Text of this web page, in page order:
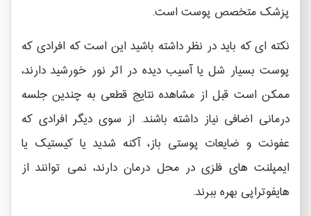
پزشک متخصص پوست است.
نکته ای که باید در نظر داشته باشید این است که افرادی که
پوست بسیار شل یا آسیب دیده در اثر نور خورشید دارند،
ممکن است قبل از مشاهده نتایج قطعی به چندین جلسه
درمانی اضافی نیاز داشته باشند. از سوی دیگر افرادی که
عفونت و ضایعات پوستی باز، آکنه شدید یا کیستیک یا
ایمپلنت های فلزی در محل درمان دارند، نمی توانند از
هایفوتراپی بهره ببرند.